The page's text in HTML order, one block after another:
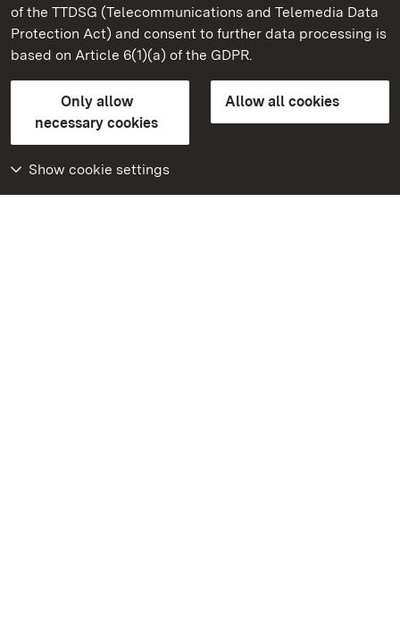
of the TTDSG (Telecommunications and Telemedia Data
Protection Act) and consent to further data processing is
based on Article 6(1)(a) of the GDPR.
Only allow
necessary cookies
Allow all cookies
Show cookie settings
Bruchsal Palace
State Palaces and Gardens of Baden-Wuerttemberg
Contact usFAQMasthead
Declaration on barrier-free access
BITV-konform (geprüfte Seiten)